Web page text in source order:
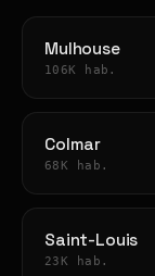
Mulhouse
106K hab.
Colmar
68K hab.
Saint-Louis
23K hab.